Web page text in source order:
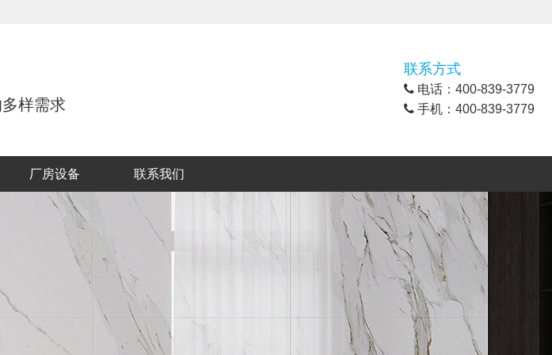
样需求
联系方式
电话：400-839-3779
手机：400-839-3779
厂房设备 联系我们